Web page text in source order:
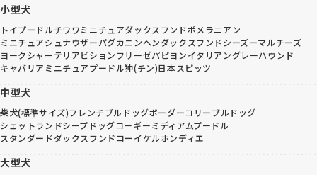
小型犬
トイプードルチワワミニチュアダックスフンドポメラニアン
ミニチュアシュナウザーパグカニンヘンダックスフンドシーズーマルチーズ
ヨークシャーテリアビションフリーゼパピヨンイタリアングレーハウンド
キャバリア ミニチュアプードル狆(チン)日本スピッツ
中型犬
柴犬(標準サイズ)フレンチブルドッグボーダーコリーブルドッグ
シェットランドシープドッグコーギーミディアムプードル
スタンダードダックスフンドコーイケルホンディエ
大型犬